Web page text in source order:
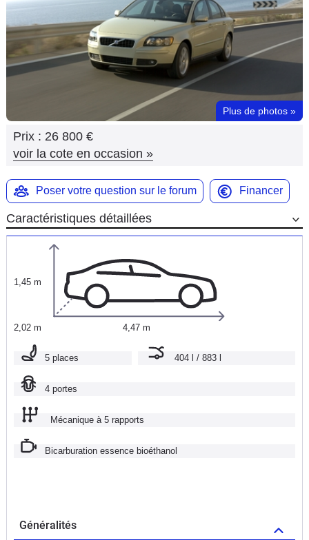
Auto
Services
Forum
Marques
Plus de photos »
Prix : 26 800 €
voir la cote en occasion »
Poser votre question sur le forum Financer
Caractéristiques détaillées
1,45 m
2,02 m 4,47 m
5 places 404 l / 883 l
4 portes
Mécanique à 5 rapports
Bicarburation essence bioéthanol
Généralités